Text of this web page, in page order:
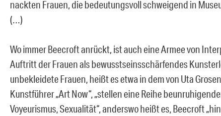
nackten Frauen, die bedeutungsvoll schweigend in
(…)
Wo immer Beecroft anrückt, ist auch eine Armee von
Auftritt der Frauen als bewusstseinsschärfendes
unbekleidete Frauen, heißt es etwa in dem von Uta
Kunstführer „Art Now“, „stellen eine Reihe
Voyeurismus, Sexualität“, anderswo heißt es, Beecroft